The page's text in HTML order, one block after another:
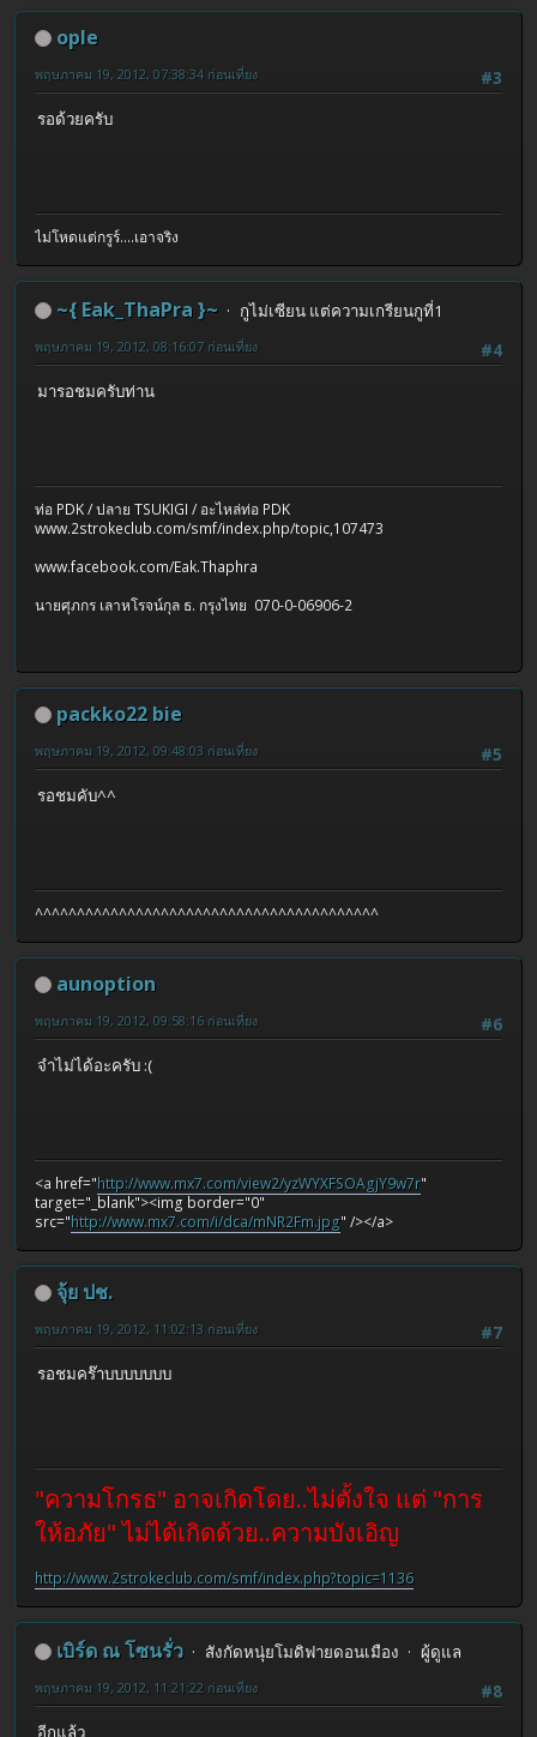
ople
#3
พฤษภาคม 19, 2012, 07:38:34 ก่อนเที่ยง
รอด้วยครับ
ไม่โหดแต่กรูร์....เอาจริง
~{ Eak_ThaPra }~
กูไม่เซียน แต่ความเกรียนกูที่1
#4
พฤษภาคม 19, 2012, 08:16:07 ก่อนเที่ยง
มารอชมครับท่าน
ท่อ PDK / ปลาย TSUKIGI / อะไหล่ท่อ PDK
www.2strokeclub.com/smf/index.php/topic,107473
www.facebook.com/Eak.Thaphra
นายศุภกร เลาหโรจน์กุล ธ. กรุงไทย 070-0-06906-2
packko22 bie
#5
พฤษภาคม 19, 2012, 09:48:03 ก่อนเที่ยง
รอชมคับ^^
^^^^^^^^^^^^^^^^^^^^^^^^^^^^^^^^^^^^^^^^^
aunoption
#6
พฤษภาคม 19, 2012, 09:58:16 ก่อนเที่ยง
จำไม่ได้อะครับ :(
<a href="http://www.mx7.com/view2/yzWYXFSOAgjY9w7r"
target="_blank"><img border="0"
src="http://www.mx7.com/i/dca/mNR2Fm.jpg" /></a>
จุ้ย ปช.
#7
พฤษภาคม 19, 2012, 11:02:13 ก่อนเที่ยง
รอชมคร๊าบบบบบบบ
"ความโกรธ" อาจเกิดโดย..ไม่ตั้งใจ แต่ "การ
ให้อภัย" ไม่ได้เกิดด้วย..ความบังเอิญ
http://www.2strokeclub.com/smf/index.php?topic=1136
เบิร์ด ณ โซนรั่ว สังกัดหนุ่ยโมดิฟายดอนเมือง
ผู้ดูแล
#8
พฤษภาคม 19, 2012, 11:21:22 ก่อนเที่ยง
อีกแล้ว